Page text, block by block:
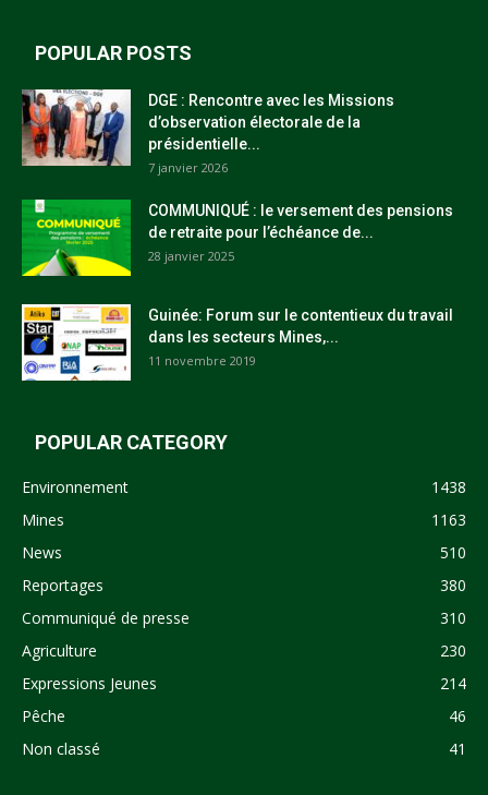
POPULAR POSTS
DGE : Rencontre avec les Missions
d’observation électorale de la
présidentielle...
7 janvier 2026
COMMUNIQUÉ : le versement des pensions
de retraite pour l’échéance de...
28 janvier 2025
Guinée: Forum sur le contentieux du travail
dans les secteurs Mines,...
11 novembre 2019
POPULAR CATEGORY
Environnement
1438
Mines
1163
News
510
Reportages
380
Communiqué de presse
310
Agriculture
230
Expressions Jeunes
214
Pêche
46
Non classé
41